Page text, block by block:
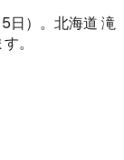
日）。北海道 滝
。